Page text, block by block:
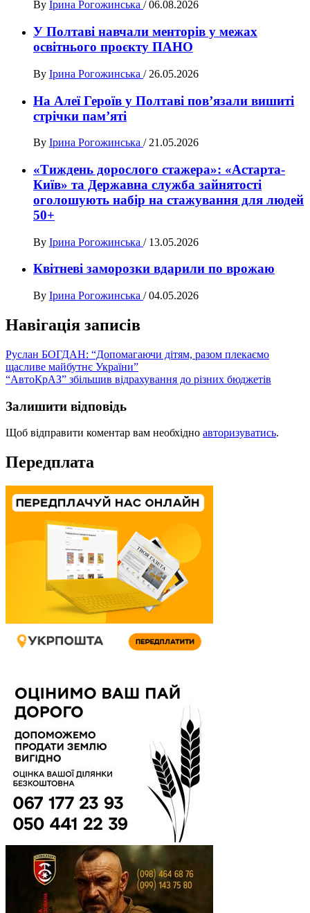
By Ірина Рогожинська / 06.08.2026
У Полтаві навчали менторів у межах
освітнього проєкту ПАНО
By Ірина Рогожинська / 26.05.2026
На Алеї Героїв у Полтаві пов’язали вишиті
стрічки пам’яті
By Ірина Рогожинська / 21.05.2026
«Тиждень дорослого стажера»: «Астарта-
Київ» та Державна служба зайнятості
оголошують набір на стажування для людей
50+
By Ірина Рогожинська / 13.05.2026
Квітневі заморозки вдарили по врожаю
By Ірина Рогожинська / 04.05.2026
Навігація записів
Руслан БОГДАН: “Допомагаючи дітям, разом плекаємо
щасливе майбутнє України”
“АвтоКрАЗ” збільшив відрахування до різних бюджетів
Залишити відповідь
Щоб відправити коментар вам необхідно авторизуватись.
Передплата